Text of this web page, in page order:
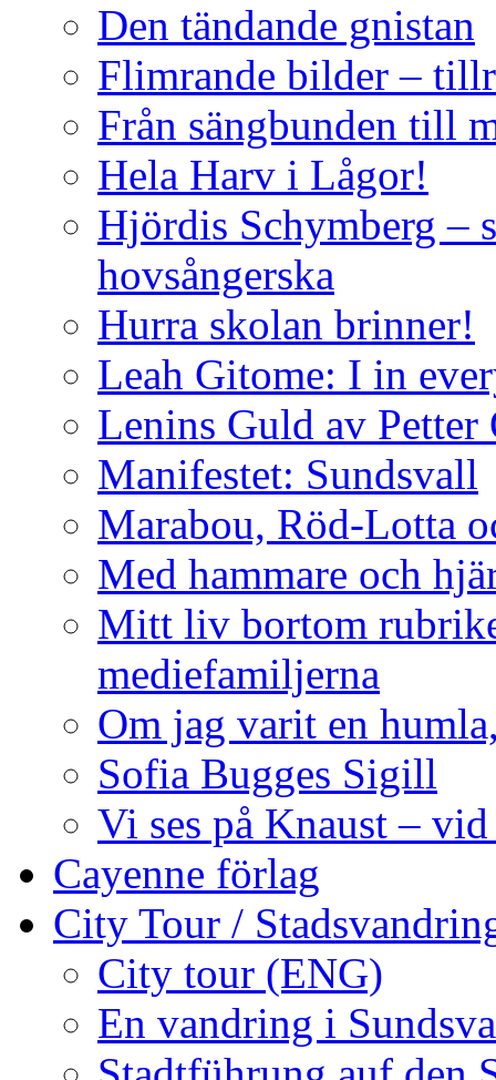
Den tändande gnistan
Flimrande bilder –
Från sängbunden till
Hela Harv i Lågor!
Hjördis Schymberg –
hovsångerska
Hurra skolan brinner!
Leah Gitome: I in
Lenins Guld av Petter
Manifestet: Sundsvall
Marabou, Röd-Lotta
Med hammare och
Mitt liv bortom
mediefamiljerna
Om jag varit en
Sofia Bugges Sigill
Vi ses på Knaust –
Cayenne förlag
City Tour /
City tour (ENG)
En vandring i